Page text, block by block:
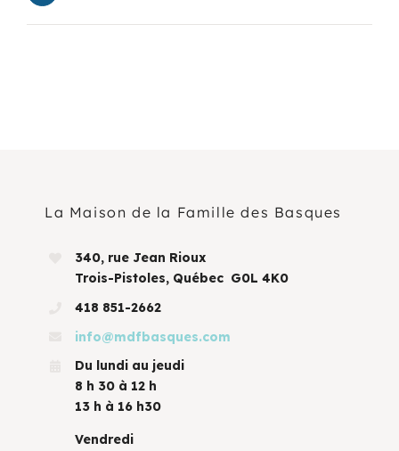
La Maison de la Famille des Basques
340, rue Jean Rioux
Trois-Pistoles, Québec G0L 4K0
418 851-2662
info@mdfbasques.com
Du lundi au jeudi
8 h 30 à 12 h
13 h à 16 h30
Vendredi